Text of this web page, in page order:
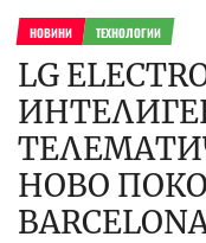
НОВИНИ ТЕХНОЛОГИИ
LG
НОВО